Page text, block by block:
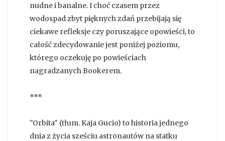
nudne i banalne. I choć czasem przez
wodospad zbyt pięknych zdań przebijają się
ciekawe refleksje czy poruszające opowieści, to
całość zdecydowanie jest poniżej poziomu,
którego oczekuję po powieściach
nagradzanych Bookerem.
***
"Orbita" (tłum. Kaja Gucio) to historia jednego
dnia z życia sześciu astronautów na statku